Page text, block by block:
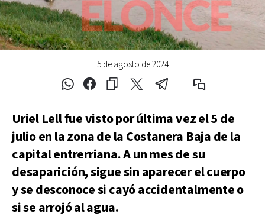
5 de agosto de 2024
Uriel Lell fue visto por última vez el 5 de
julio en la zona de la Costanera Baja de la
capital entrerriana. A un mes de su
desaparición, sigue sin aparecer el cuerpo
y se desconoce si cayó accidentalmente o
si se arrojó al agua.